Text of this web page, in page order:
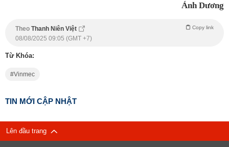
Ánh Dương
Theo Thanh Niên Việt Copy link
08/08/2025 09:05 (GMT +7)
Từ Khóa:
Vinmec
TIN MỚI CẬP NHẬT
Lên đầu trang